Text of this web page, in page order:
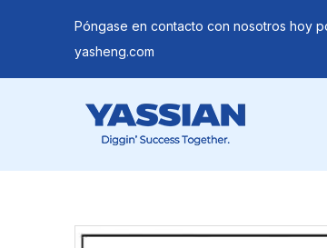
Póngase en contacto con nosotros hoy
yasheng.com